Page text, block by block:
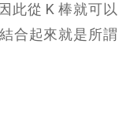
此從 K 棒就可以
合起來就是所謂